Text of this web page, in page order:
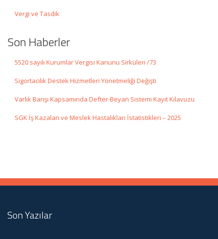
Vergi ve Tasdik
Son Haberler
5520 sayılı Kurumlar Vergisi Kanunu Sirküleri /73
Sigortacılık Destek Hizmetleri Yönetmeliği Değişti
Varlık Barışı Kapsamında Defter-Beyan Sistemi Kayıt Kılavuzu
SGK İş Kazaları ve Meslek Hastalıkları İstatistikleri – 2025
Son Yazılar